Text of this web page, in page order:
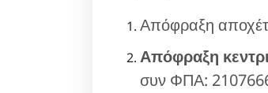
Απόφραξη
Απόφραξη
συν ΦΠΑ: